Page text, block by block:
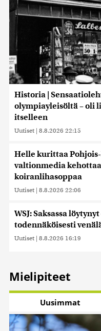
Historia |
olympiayleisöltä – oli
itselleen
Uutiset | 8.8.2026 22:15
Helle kurittaa
valtionmedia
koiranlihasoppaa
Uutiset | 8.8.2026 22:06
WSJ: Saksassa
todennäköisesti
Uutiset | 8.8.2026 16:19
Mielipiteet
Uusimmat